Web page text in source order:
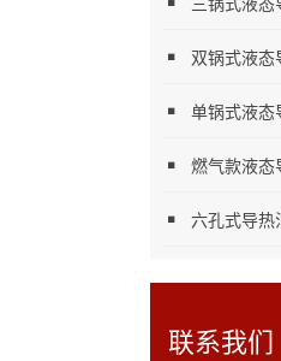
双锅式液态
单锅式液态
燃气款液态
六孔式导热
联系我们